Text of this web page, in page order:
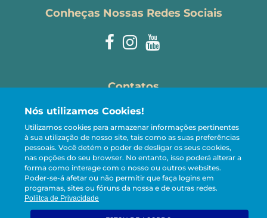
Conheças Nossas Redes Sociais
Contatos
reservas@carneirostemporada.com
+55 81 98107-5005
CRECI 13.221-J
© Carneiros Temporada - Aluguéis de Temporada ·
CNPJ: 27.059.365/0001-48
Nós utilizamos Cookies!
Utilizamos cookies para armazenar informações pertinentes
à sua utilização de nosso site, tais como as suas preferências
pessoais. Você detém o poder de desligar os seus cookies,
nas opções do seu browser. No entanto, isso poderá alterar a
forma como interage com o nosso ou outros websites.
Poder-se-á afetar ou não permitir que faça logins em
programas, sites ou fóruns da nossa e de outras redes.
Políitca de Privacidade